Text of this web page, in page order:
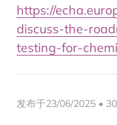
https://
discuss-the-
testing-for-
发布于23/06/2025 •